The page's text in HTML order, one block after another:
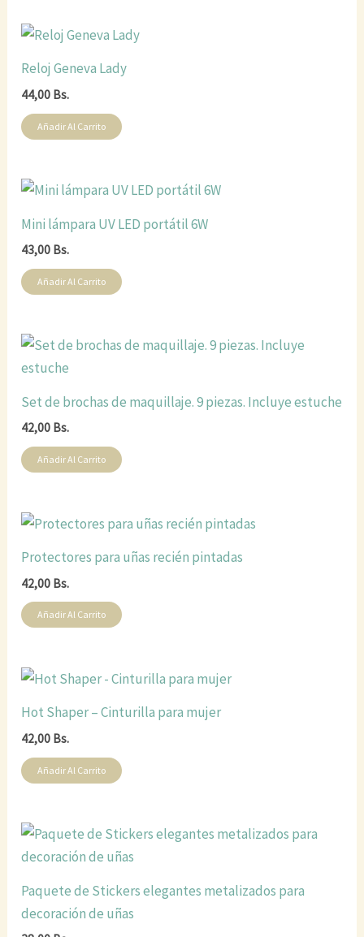
Reloj Geneva Lady
44,00 Bs.
Añadir Al Carrito
Mini lámpara UV LED portátil 6W
43,00 Bs.
Añadir Al Carrito
Set de brochas de maquillaje. 9 piezas. Incluye estuche
42,00 Bs.
Añadir Al Carrito
Protectores para uñas recién pintadas
42,00 Bs.
Añadir Al Carrito
Hot Shaper – Cinturilla para mujer
42,00 Bs.
Añadir Al Carrito
Paquete de Stickers elegantes metalizados para
decoración de uñas